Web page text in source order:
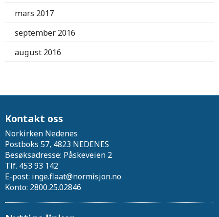
mars 2017
september 2016
august 2016
Kontakt oss
Norkirken Nedenes
Postboks 57, 4823 NEDENES
Besøksadresse: Påskeveien 2
Tlf. 453 93 142
E-post: inge.flaat@normisjon.no
Konto: 2800.25.02846